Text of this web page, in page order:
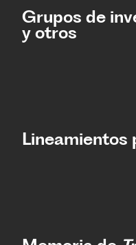
Grupos de
y otros
Lineamientos